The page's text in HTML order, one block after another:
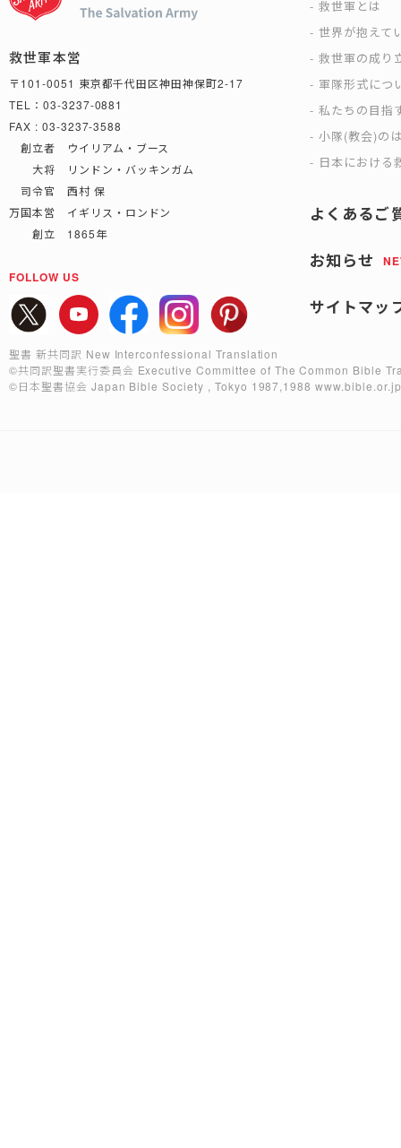
救世軍本営
〒101-0051 東京都千代田区神田神保町2-17
TEL：03-3237-0881
FAX : 03-3237-3588
創立者 ウイリアム・ブース
大将 リンドン・バッキンガム
司令官 西村 保
万国本営 イギリス・ロンドン
創立 1865年
FOLLOW US
救世軍とは
世界が抱えて
救世軍の成り
軍隊形式につ
私たちの目指
小隊(教会)の
日本における
よくあるご
お知らせ
サイトマッ
聖書 新共同訳 New Interconfessional Translation
©共同訳聖書実行委員会 Executive Committee of The Common Bible
©日本聖書協会 Japan Bible Society , Tokyo 1987,1988www.bible.or.jp